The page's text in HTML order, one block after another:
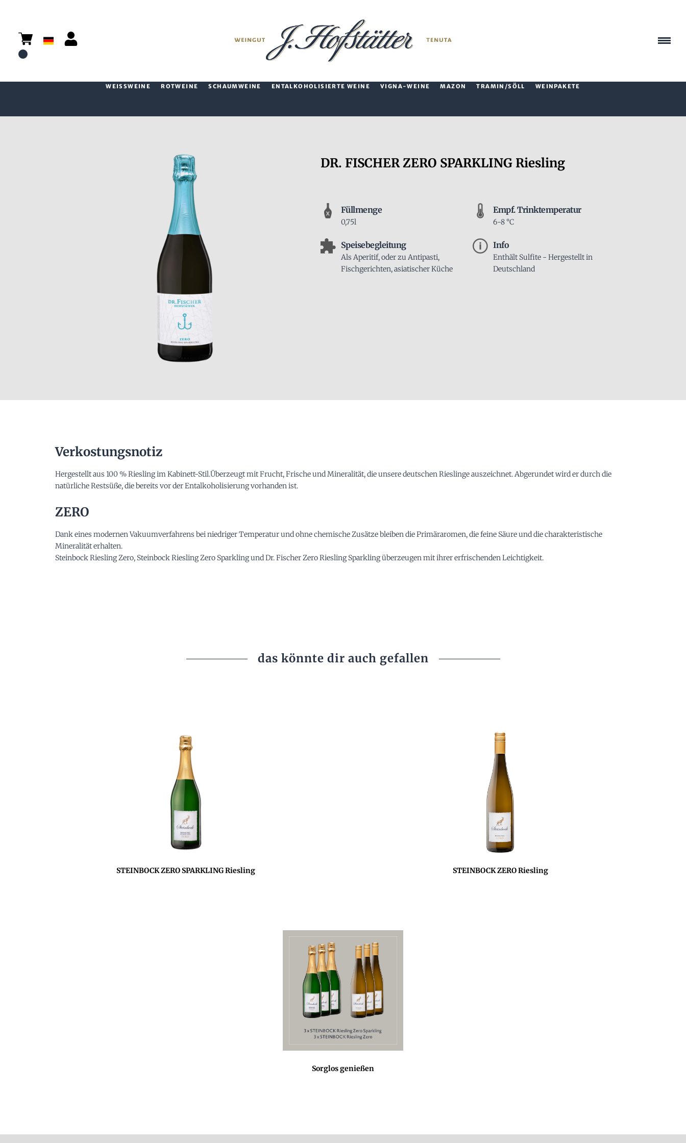
WEISSWEINE ROTWEINE SCHAUMWEINE ENTALKOHOLISIERTE WEINE VIGNA-WEINE MAZON TRAMIN/SÖLL WEINPAKETE
DR. FISCHER ZERO SPARKLING Riesling
Füllmenge
0,75l
Empf. Trinktemperatur
6-8 °C
Speisebegleitung
Als Aperitif, oder zu Antipasti,
Fischgerichten, asiatischer Küche
Info
Enthält Sulfite - Hergestellt in
Deutschland
Verkostungsnotiz
Hergestellt aus 100 % Riesling im Kabinett-Stil.Überzeugt mit Frucht, Frische und Mineralität, die unsere deutschen Rieslinge auszeichnet. Abgerundet wird er durch die
natürliche Restsüße, die bereits vor der Entalkoholisierung vorhanden ist.
ZERO
Dank eines modernen Vakuumverfahrens bei niedriger Temperatur und ohne chemische Zusätze bleiben die Primäraromen, die feine Säure und die charakteristische
Mineralität erhalten.
Steinbock Riesling Zero, Steinbock Riesling Zero Sparkling und Dr. Fischer Zero Riesling Sparkling überzeugen mit ihrer erfrischenden Leichtigkeit.
das könnte dir auch gefallen
STEINBOCK ZERO SPARKLING Riesling STEINBOCK ZERO Riesling
Sorglos genießen